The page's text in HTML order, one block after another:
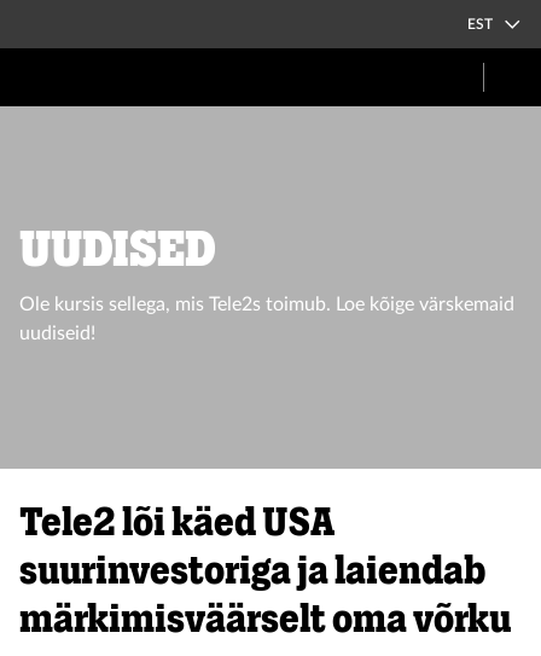
EST
UUDISED
Ole kursis sellega, mis Tele2s toimub. Loe kõige värskemaid
uudiseid!
Tele2 lõi käed USA
suurinvestoriga ja laiendab
märkimisväärselt oma võrku